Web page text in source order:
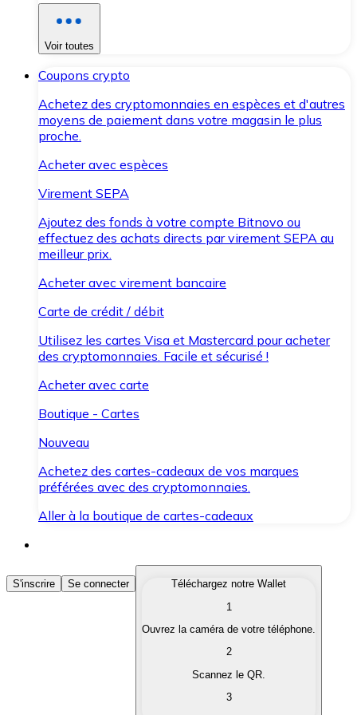
Voir toutes
Coupons crypto
Achetez des cryptomonnaies en espèces et d'autres
moyens de paiement dans votre magasin le plus
proche.
Acheter avec espèces
Virement SEPA
Ajoutez des fonds à votre compte Bitnovo ou
effectuez des achats directs par virement SEPA au
meilleur prix.
Acheter avec virement bancaire
Carte de crédit / débit
Utilisez les cartes Visa et Mastercard pour acheter
des cryptomonnaies. Facile et sécurisé !
Acheter avec carte
Boutique - Cartes
Nouveau
Achetez des cartes-cadeaux de vos marques
préférées avec des cryptomonnaies.
Aller à la boutique de cartes-cadeaux
Acheter des Cryptomonnaies
Achetez les cryptomonnaies qui vous intéressent
Convertissez vos cryptomonnaies en monnaie
S'inscrire Se connecter
Téléchargez notre Wallet
1
Ouvrez la caméra de votre téléphone.
2
Scannez le QR.
3